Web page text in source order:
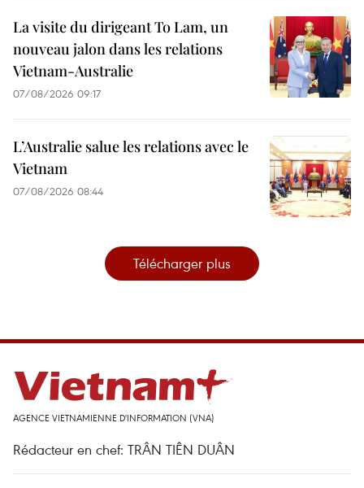
La visite du dirigeant To Lam, un
nouveau jalon dans les relations
Vietnam-Australie
07/08/2026 09:17
L’Australie salue les relations avec le
Vietnam
07/08/2026 08:44
Télécharger plus
AGENCE VIETNAMIENNE D'INFORMATION (VNA)
Rédacteur en chef: TRÂN TIÊN DUÂN